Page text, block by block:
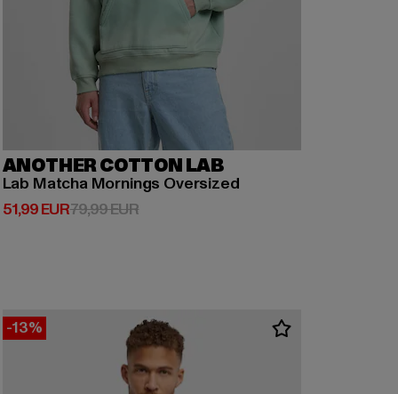
ANOTHER COTTON LAB
Lab Matcha Mornings Oversized
51,99 EUR
Derzeitiger Preis: 51,99 EUR
79,99 EURAktionspreis: 79,99 EUR
-13%